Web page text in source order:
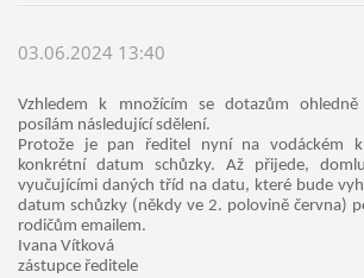
03.06.2024 13:40
Vzhledem k množícím se dotazům
posílám následující sdělení.
Protože je pan ředitel nyní na vodáckém
konkrétní datum schůzky. Až přijede,
vyučujícími daných tříd na datu, které bude
datum schůzky (někdy ve 2. polovině června)
rodičům emailem.
Ivana Vítková
zástupce ředitele